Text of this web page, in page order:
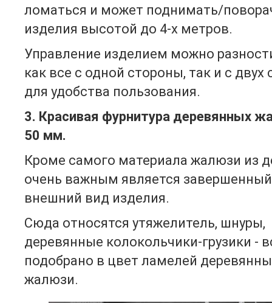
ломаться и может поднимать/
изделия высотой до 4-х метров.
Управление изделием можно
как все с одной стороны, так и с двух
для удобства пользования.
3. Красивая фурнитура деревянных
50 мм.
Кроме самого материала жалюзи из
очень важным является завершенный
внешний вид изделия.
Сюда относятся утяжелитель, шнуры,
деревянные колокольчики-грузики -
подобрано в цвет ламелей
жалюзи.